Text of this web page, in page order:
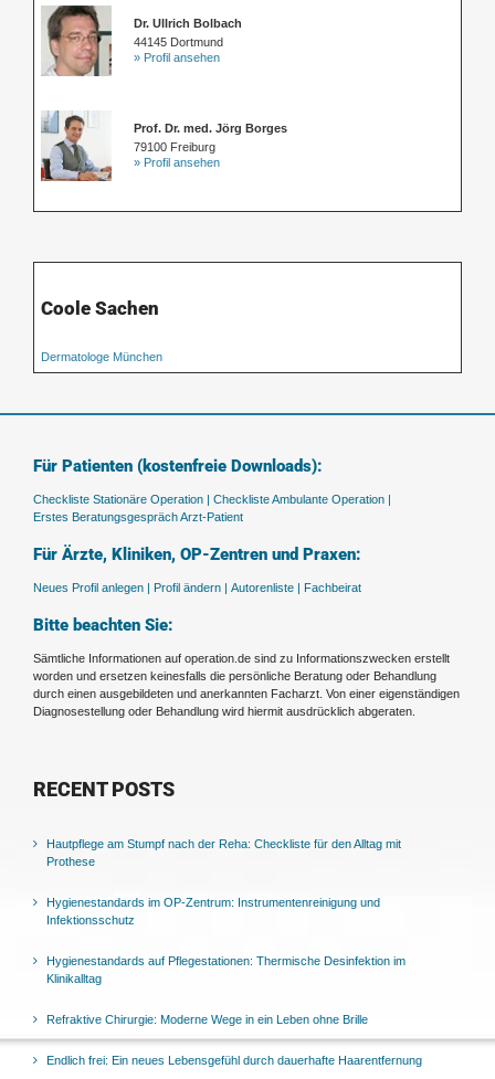
Dr. Ullrich Bolbach
44145 Dortmund
» Profil ansehen
Prof. Dr. med. Jörg Borges
79100 Freiburg
» Profil ansehen
Coole Sachen
Dermatologe München
Für Patienten (kostenfreie Downloads):
Checkliste Stationäre Operation | Checkliste Ambulante Operation |
Erstes Beratungsgespräch Arzt-Patient
Für Ärzte, Kliniken, OP-Zentren und Praxen:
Neues Profil anlegen | Profil ändern | Autorenliste | Fachbeirat
Bitte beachten Sie:
Sämtliche Informationen auf operation.de sind zu Informationszwecken erstellt
worden und ersetzen keinesfalls die persönliche Beratung oder Behandlung
durch einen ausgebildeten und anerkannten Facharzt. Von einer eigenständigen
Diagnosestellung oder Behandlung wird hiermit ausdrücklich abgeraten.
RECENT POSTS
Hautpflege am Stumpf nach der Reha: Checkliste für den Alltag mit
Prothese
Hygienestandards im OP-Zentrum: Instrumentenreinigung und
Infektionsschutz
Hygienestandards auf Pflegestationen: Thermische Desinfektion im
Klinikalltag
Refraktive Chirurgie: Moderne Wege in ein Leben ohne Brille
Endlich frei: Ein neues Lebensgefühl durch dauerhafte Haarentfernung